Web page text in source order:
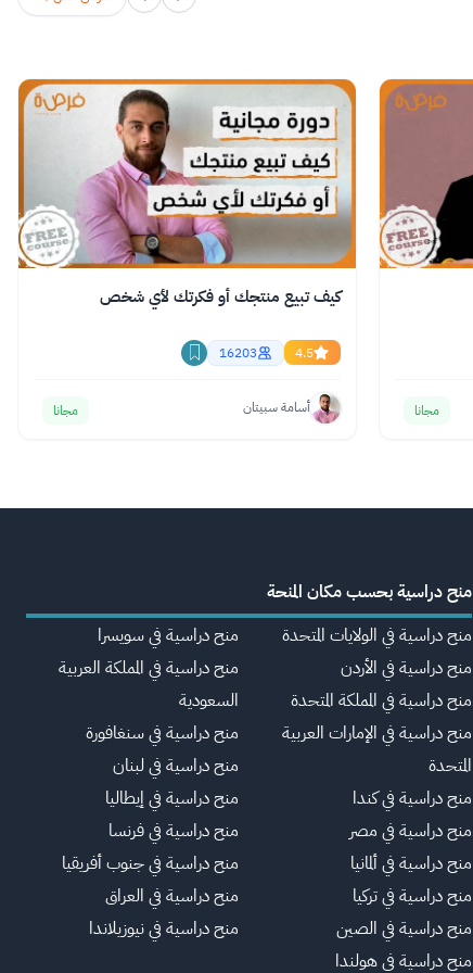
مجانا
كيف تبيع منتجك أو فكرتك لأي شخص
4.5
16203
أسامة سبيتان مجانا
منح دراسية بحسب مكان المنحة
منح دراسية في الولايات المتحدة
منح دراسية في الأردن
منح دراسية في المملكة المتحدة
منح دراسية في الإمارات العربية
المتحدة
منح دراسية في كندا
منح دراسية في مصر
منح دراسية في ألمانيا
منح دراسية في تركيا
منح دراسية في الصين
منح دراسية في هولندا
منح دراسية في سويسرا
منح دراسية في المملكة العربية
السعودية
منح دراسية في سنغافورة
منح دراسية في لبنان
منح دراسية في إيطاليا
منح دراسية في فرنسا
منح دراسية في جنوب أفريقيا
منح دراسية في العراق
منح دراسية في نيوزيلاندا